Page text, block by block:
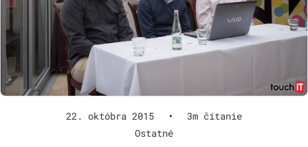
22. októbra 2015 •
3m čítanie
Ostatné